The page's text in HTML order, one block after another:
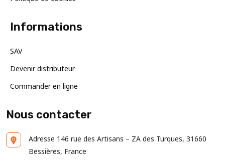
Informations
SAV
Devenir distributeur
Commander en ligne
Nous contacter
Adresse 146 rue des Artisans – ZA des Turques, 31660
Bessières, France